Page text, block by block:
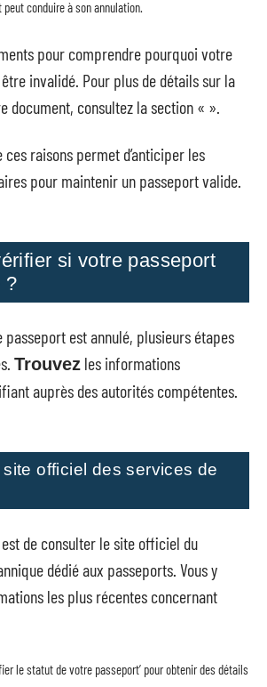
conduire à son annulation.
pour comprendre pourquoi votre
invalidé. Pour plus de détails sur la
document, consultez la section « ».
ces raisons permet d’anticiper les
pour maintenir un passeport valide.
si votre passeport
?
est annulé, plusieurs étapes
Trouvez les informations
auprès des autorités compétentes.
officiel des services de
de consulter le site officiel du
dédié aux passeports. Vous y
les plus récentes concernant
le statut de votre passeport’ pour obtenir des détails